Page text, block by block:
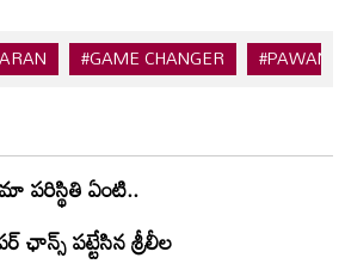
#GAME CHANGER #PAWAN
పరిస్థితి ఏంటి..
ఛాన్స్ పట్టేసిన శ్రీలీల